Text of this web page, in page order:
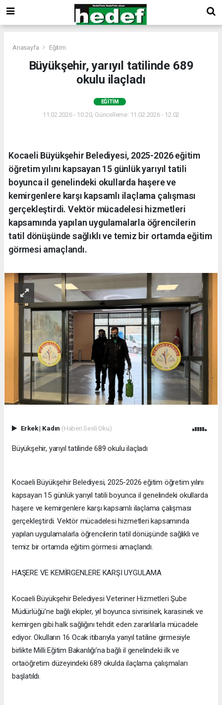
Anasayfa Eğitim
Büyükşehir, yarıyıl tatilinde 689
okulu ilaçladı
EĞITIM
11.02.2026 - 10:20, Güncelleme: 11.02.2026 - 12:02
Kocaeli Büyükşehir Belediyesi, 2025-2026 eğitim
öğretim yılını kapsayan 15 günlük yarıyıl tatili
boyunca il genelindeki okullarda haşere ve
kemirgenlere karşı kapsamlı ilaçlama çalışması
gerçekleştirdi. Vektör mücadelesi hizmetleri
kapsamında yapılan uygulamalarla öğrencilerin
tatil dönüşünde sağlıklı ve temiz bir ortamda eğitim
görmesi amaçlandı.
Erkek| Kadın (Haberi Sesli Oku)
Büyükşehir, yarıyıl tatilinde 689 okulu ilaçladı
Kocaeli Büyükşehir Belediyesi, 2025-2026 eğitim öğretim yılını
kapsayan 15 günlük yarıyıl tatili boyunca il genelindeki okullarda
haşere ve kemirgenlere karşı kapsamlı ilaçlama çalışması
gerçekleştirdi. Vektör mücadelesi hizmetleri kapsamında
yapılan uygulamalarla öğrencilerin tatil dönüşünde sağlıklı ve
temiz bir ortamda eğitim görmesi amaçlandı.
HAŞERE VE KEMİRGENLERE KARŞI UYGULAMA
Kocaeli Büyükşehir Belediyesi Veteriner Hizmetleri Şube
Müdürlüğü’ne bağlı ekipler, yıl boyunca sivrisinek, karasinek ve
kemirgen gibi halk sağlığını tehdit eden zararlılarla mücadele
ediyor. Okulların 16 Ocak itibarıyla yarıyıl tatiline girmesiyle
birlikte Milli Eğitim Bakanlığı’na bağlı il genelindeki ilk ve
ortaöğretim düzeyindeki 689 okulda ilaçlama çalışmaları
başlatıldı.